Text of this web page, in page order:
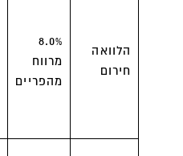
הלוואה
חירום
8.0%
מרווח
מהפריים